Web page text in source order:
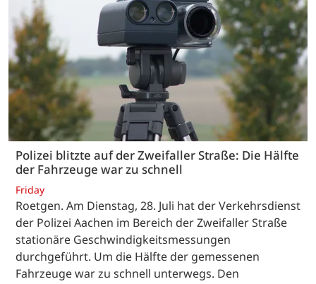
Polizei blitzte auf der Zweifaller Straße: Die Hälfte
der Fahrzeuge war zu schnell
Friday
Roetgen. Am Dienstag, 28. Juli hat der Verkehrsdienst
der Polizei Aachen im Bereich der Zweifaller Straße
stationäre Geschwindigkeitsmessungen
durchgeführt. Um die Hälfte der gemessenen
Fahrzeuge war zu schnell unterwegs. Den